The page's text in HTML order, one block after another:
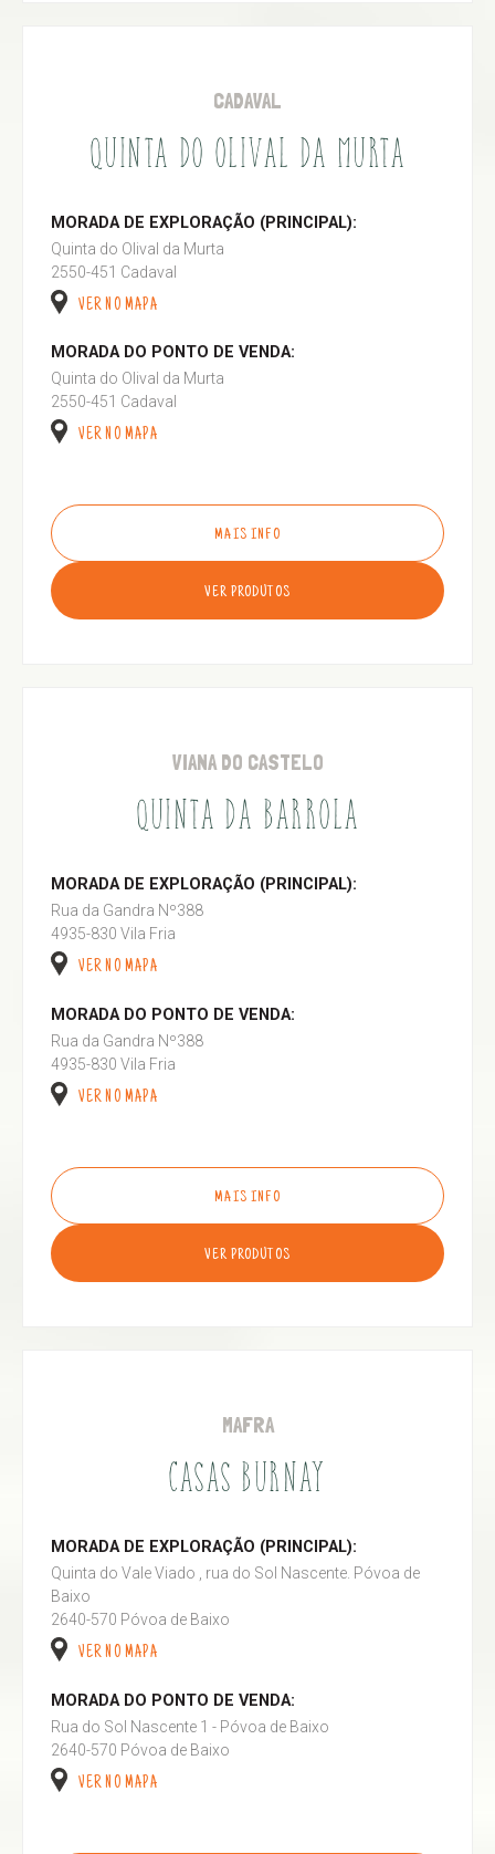
CADAVAL
QUINTA DO OLIVAL DA MURTA
MORADA DE EXPLORAÇÃO (PRINCIPAL):
Quinta do Olival da Murta
2550-451 Cadaval
VER NO MAPA
MORADA DO PONTO DE VENDA:
Quinta do Olival da Murta
2550-451 Cadaval
VER NO MAPA
MAIS INFO
VER PRODUTOS
VIANA DO CASTELO
QUINTA DA BARROLA
MORADA DE EXPLORAÇÃO (PRINCIPAL):
Rua da Gandra Nº388
4935-830 Vila Fria
VER NO MAPA
MORADA DO PONTO DE VENDA:
Rua da Gandra Nº388
4935-830 Vila Fria
VER NO MAPA
MAIS INFO
VER PRODUTOS
MAFRA
CASAS BURNAY
MORADA DE EXPLORAÇÃO (PRINCIPAL):
Quinta do Vale Viado , rua do Sol Nascente. Póvoa de
Baixo
2640-570 Póvoa de Baixo
VER NO MAPA
MORADA DO PONTO DE VENDA:
Rua do Sol Nascente 1 - Póvoa de Baixo
2640-570 Póvoa de Baixo
VER NO MAPA